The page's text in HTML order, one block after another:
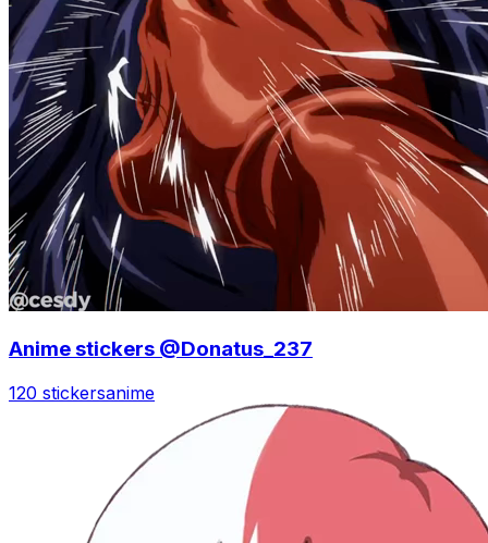
Anime stickers @Donatus_237
120 stickersanime